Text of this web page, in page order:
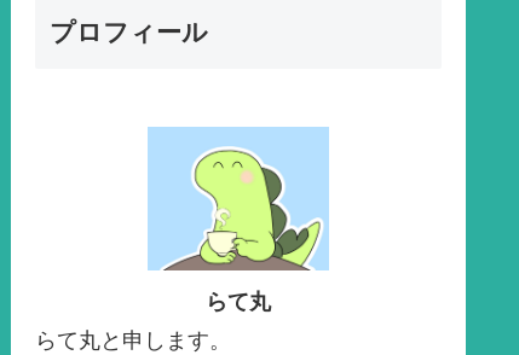
プロフィール
らて丸
らて丸と申します。